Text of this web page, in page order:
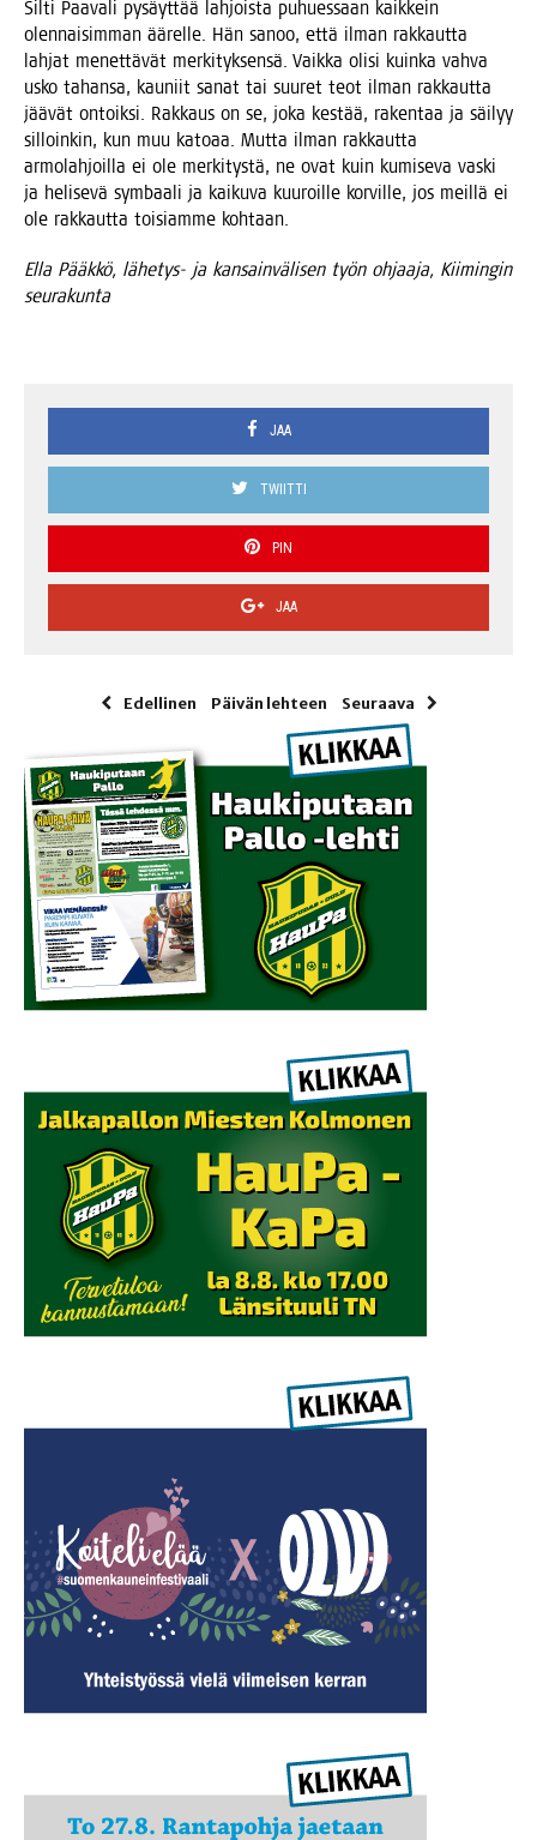
Sil­ti Paa­va­li pysäyt­tää lah­jois­ta puhues­saan kaik­kein
olen­nai­sim­man äärel­le. Hän sanoo, että ilman rak­kaut­ta
lah­jat menet­tä­vät mer­ki­tyk­sen­sä. Vaik­ka oli­si kuin­ka vah­va
usko tahan­sa, kau­niit sanat tai suu­ret teot ilman rak­kaut­ta
jää­vät ontoik­si. Rak­kaus on se, joka kes­tää, raken­taa ja säi­lyy
sil­loin­kin, kun muu kato­aa. Mut­ta ilman rak­kaut­ta
armo­lah­joil­la ei ole mer­ki­tys­tä, ne ovat kuin kumi­se­va vas­ki
ja heli­se­vä sym­baa­li ja kai­ku­va kuu­roil­le kor­vil­le, jos meil­lä ei
ole rak­kaut­ta toi­siam­me kohtaan.
Ella Pääk­kö, lähe­tys- ja kan­sain­vä­li­sen työn ohjaa­ja, Kii­min­gin
seurakunta
JAA
TWIITTI
PIN
JAA
Edellinen Päivän lehteen Seuraava